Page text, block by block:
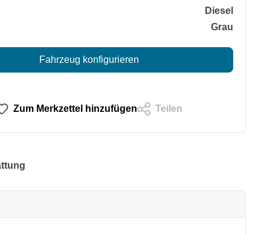
Diesel
Grau
Fahrzeug konfigurieren
Zum Merkzettel hinzufügen Teilen